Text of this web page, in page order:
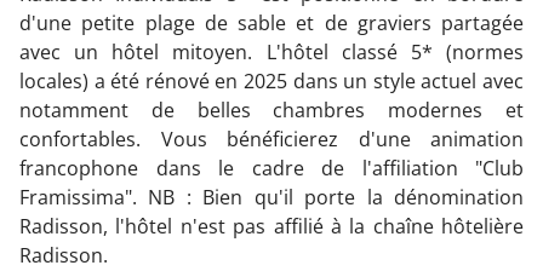
d'une petite plage de sable et de graviers partagée
avec un hôtel mitoyen. L'hôtel classé 5* (normes
locales) a été rénové en 2025 dans un style actuel avec
notamment de belles chambres modernes et
confortables. Vous bénéficierez d'une animation
francophone dans le cadre de l'affiliation "Club
Framissima". NB : Bien qu'il porte la dénomination
Radisson, l'hôtel n'est pas affilié à la chaîne hôtelière
Radisson.